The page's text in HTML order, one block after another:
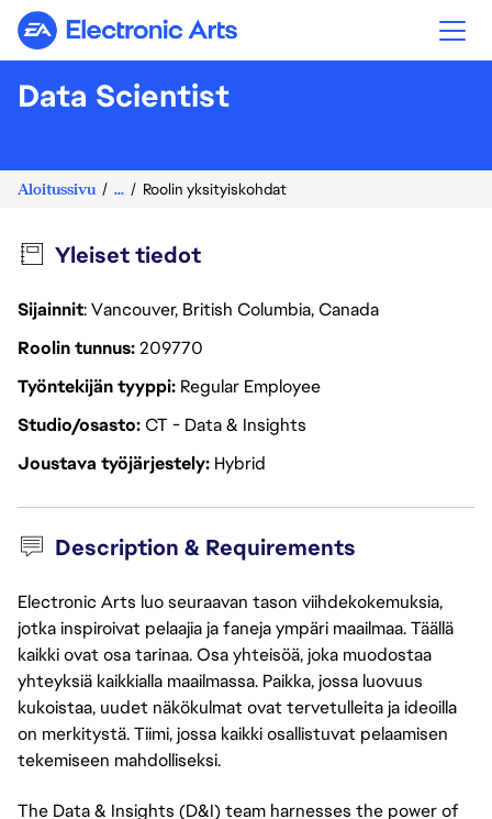
Electronic Arts
Data Scientist
Aloitussivu ... Roolin yksityiskohdat
Yleiset tiedot
Sijainnit: Vancouver, British Columbia, Canada
Roolin tunnus209770
Työntekijän tyyppi Regular Employee
Studio/osastoCT - Data & Insights
Joustava työjärjestely Hybrid
Description & Requirements
Electronic Arts luo seuraavan tason viihdekokemuksia,
jotka inspiroivat pelaajia ja faneja ympäri maailmaa. Täällä
kaikki ovat osa tarinaa. Osa yhteisöä, joka muodostaa
yhteyksiä kaikkialla maailmassa. Paikka, jossa luovuus
kukoistaa, uudet näkökulmat ovat tervetulleita ja ideoilla
on merkitystä. Tiimi, jossa kaikki osallistuvat pelaamisen
tekemiseen mahdolliseksi.
The Data & Insights (D&I) team harnesses the power of